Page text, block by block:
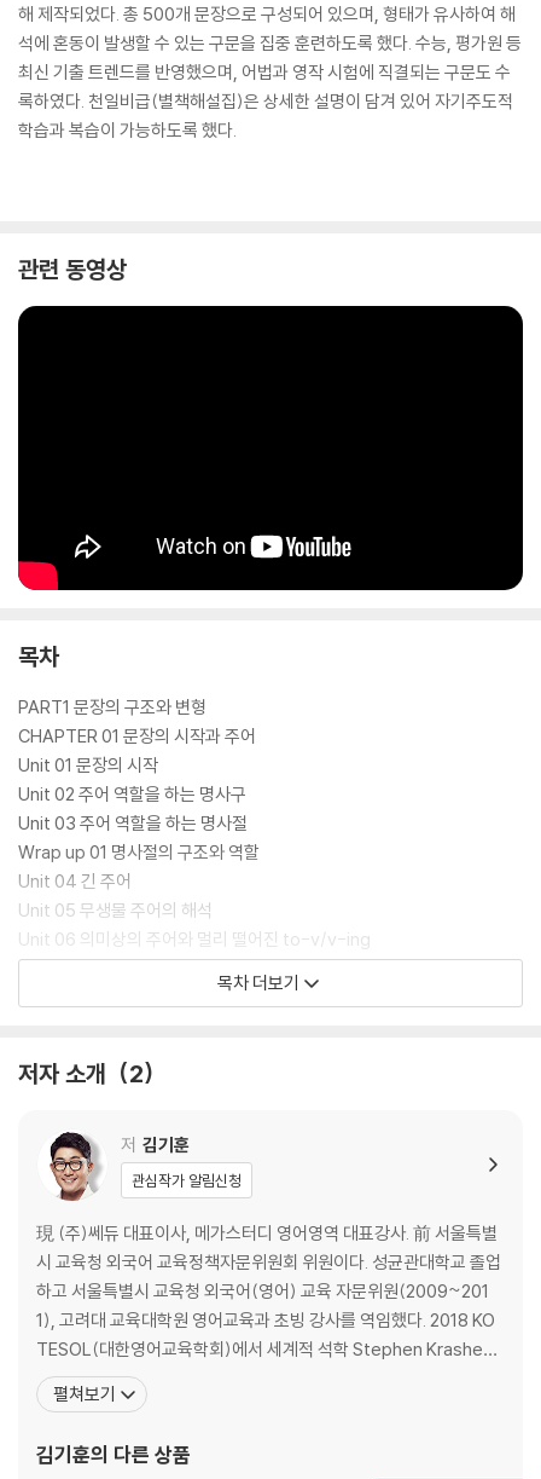
해 제작되었다. 총 500개 문장으로 구성되어 있으며, 형태가 유사하여 해
석에 혼동이 발생할 수 있는 구문을 집중 훈련하도록 했다. 수능, 평가원 등
최신 기출 트렌드를 반영했으며, 어법과 영작 시험에 직결되는 구문도 수
록하였다. 천일비급(별책해설집)은 상세한 설명이 담겨 있어 자기주도적
학습과 복습이 가능하도록 했다.
관련 동영상
목차
PART1 문장의 구조와 변형
CHAPTER 01 문장의 시작과 주어
Unit 01 문장의 시작
Unit 02 주어 역할을 하는 명사구
Unit 03 주어 역할을 하는 명사절
Wrap up 01 명사절의 구조와 역할
Unit 04 긴 주어
Unit 05 무생물 주어의 해석
Unit 06 의미상의 주어와 멀리 떨어진 to-v/v-ing
Unit 07 〈it is 명사 that~〉의 it
Unit 08 동사의 목적어 역할을 하는 to-v/v-ing구 I
Unit 10 동사의 목적어 역할을 하는 명사절
Unit 11 전치사의 목적어 역할을 하는 구와 절
Unit 12 주어를 보충 설명하는 구와 절
Unit 13 목적격보어 역할을 하는 준동사구
CHAPTER 03 같은 형태, 다른 역할
Unit 14 SV 뒤의 ‘명사’
Unit 15 SV 뒤의 ‘전명구’
Unit 16 SVO 뒤의 ‘전명구’
Unit 17 SV 뒤의 ‘명사¹+명사²’
Unit 19 SV 뒤의 ‘명사+v-ing’
목차 더보기
저자 소개 2
저 김기훈
관심작가 알림신청
現 (주)쎄듀 대표이사, 메가스터디 영어영역 대표강사. 前 서울특별
시 교육청 외국어 교육정책자문위원회 위원이다. 성균관대학교 졸업
하고 서울특별시 교육청 외국어(영어) 교육 자문위원(2009~201
1), 고려대 교육대학원 영어교육과 초빙 강사를 역임했다. 2018 KO
TESOL(대한영어교육학회)에서 세계적 석학 Stephen Krashen
등과 ‘Focus on Fluency’ 주제로 영어교육학 공동 강연, 서울시, 인
천시 영어 1급 정교사 교수법 연수 특강 강사, 경희대, 중앙대, 이화여
신문 영어
펼쳐보기
김기훈의 다른 상품